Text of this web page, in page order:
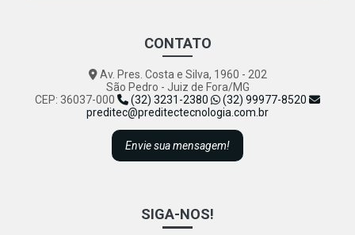
Termografia Elétrica: Potencialize a Eficiência e Segurança
Termografia Elétrica: Potencialize a Manutenção
Preventiva e Eleve a Eficiência Energética
Transforme Sua Qualidade de Vida com Hábitos Saudáveis
e Práticas Sustentáveis Eficazes
CONTATO
Av. Pres. Costa e Silva, 1960 - 202
São Pedro - Juiz de Fora/MG
CEP: 36037-000
(32) 3231-2380
(32) 99977-8520
preditec@preditectecnologia.com.br
Envie sua mensagem!
SIGA-NOS!